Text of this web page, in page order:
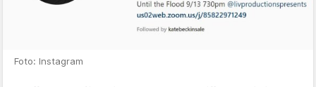
Foto: Instagram